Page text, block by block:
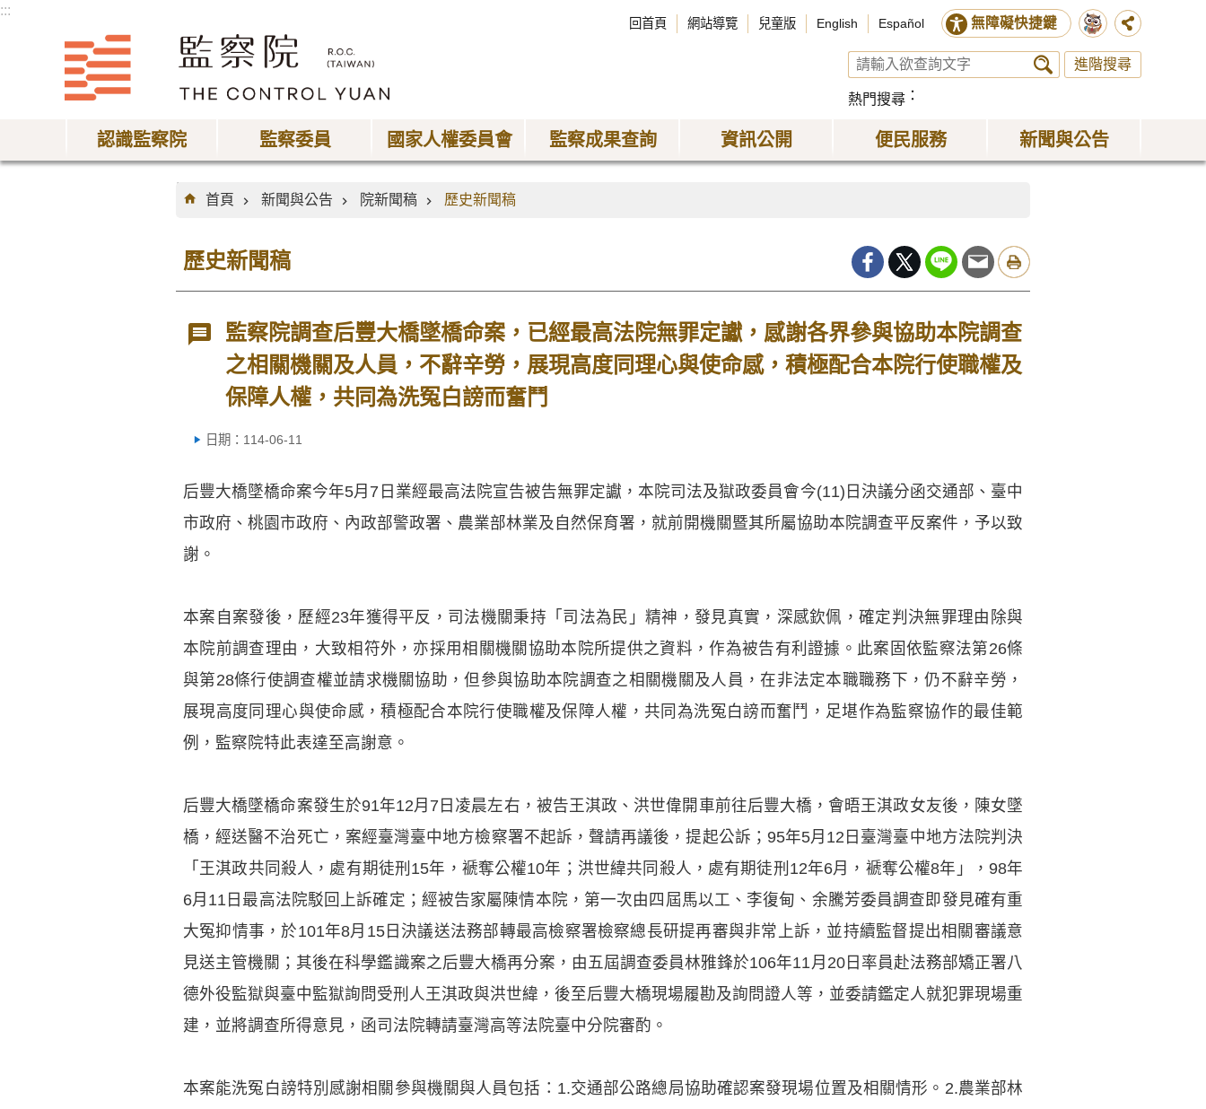
:::
回首頁 網站導覽 兒童版 English Español 無障礙快捷鍵
進階搜尋
熱門搜尋
認識監察院 監察委員 國家人權委員會 監察成果查詢 資訊公開 便民服務 新聞與公告
:::
首頁
新聞與公告 院新聞稿 歷史新聞稿
歷史新聞稿
監察院調查后豐大橋墜橋命案，已經最高法院無罪定讞，感謝各界參與協助本院調查
之相關機關及人員，不辭辛勞，展現高度同理心與使命感，積極配合本院行使職權及
保障人權，共同為洗冤白謗而奮鬥
日期：114-06-11
后豐大橋墜橋命案今年5月7日業經最高法院宣告被告無罪定讞，本院司法及獄政委員會今(11)日決議分函交通部、臺中
市政府、桃園市政府、內政部警政署、農業部林業及自然保育署，就前開機關暨其所屬協助本院調查平反案件，予以致
謝。
本案自案發後，歷經23年獲得平反，司法機關秉持「司法為民」精神，發見真實，深感欽佩，確定判決無罪理由除與
本院前調查理由，大致相符外，亦採用相關機關協助本院所提供之資料，作為被告有利證據。此案固依監察法第26條
與第28條行使調查權並請求機關協助，但參與協助本院調查之相關機關及人員，在非法定本職職務下，仍不辭辛勞，
展現高度同理心與使命感，積極配合本院行使職權及保障人權，共同為洗冤白謗而奮鬥，足堪作為監察協作的最佳範
例，監察院特此表達至高謝意。
后豐大橋墜橋命案發生於91年12月7日凌晨左右，被告王淇政、洪世偉開車前往后豐大橋，會晤王淇政女友後，陳女墜
橋，經送醫不治死亡，案經臺灣臺中地方檢察署不起訴，聲請再議後，提起公訴；95年5月12日臺灣臺中地方法院判決
「王淇政共同殺人，處有期徒刑15年，褫奪公權10年；洪世緯共同殺人，處有期徒刑12年6月，褫奪公權8年」，98年
6月11日最高法院駁回上訴確定；經被告家屬陳情本院，第一次由四屆馬以工、李復甸、余騰芳委員調查即發見確有重
大冤抑情事，於101年8月15日決議送法務部轉最高檢察署檢察總長研提再審與非常上訴，並持續監督提出相關審議意
見送主管機關；其後在科學鑑識案之后豐大橋再分案，由五屆調查委員林雅鋒於106年11月20日率員赴法務部矯正署八
德外役監獄與臺中監獄詢問受刑人王淇政與洪世緯，後至后豐大橋現場履勘及詢問證人等，並委請鑑定人就犯罪現場重
建，並將調查所得意見，函司法院轉請臺灣高等法院臺中分院審酌。
本案能洗冤白謗特別感謝相關參與機關與人員包括：1.交通部公路總局協助確認案發現場位置及相關情形。2.農業部林